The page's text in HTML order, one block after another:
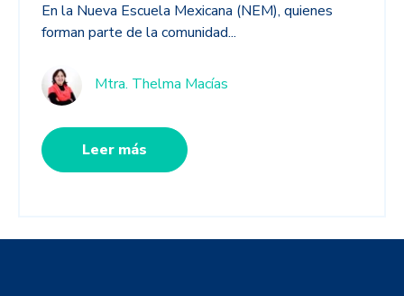
En la Nueva Escuela Mexicana (NEM), quienes
forman parte de la comunidad...
Mtra. Thelma Macías
Leer más